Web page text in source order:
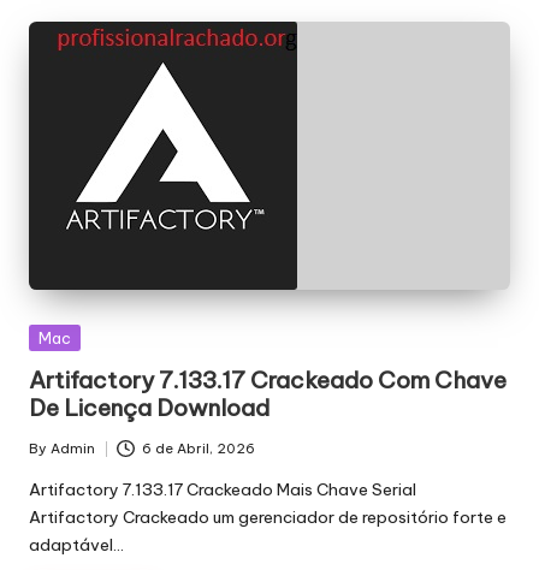
Posted
Mac
Artifactory 7.133.17 Crackeado Com Chave
De Licença Download
Posted
by
By Admin 6 de Abril, 2026
Artifactory 7.133.17 Crackeado Mais Chave Serial
Artifactory Crackeado um gerenciador de repositório forte e
adaptável…